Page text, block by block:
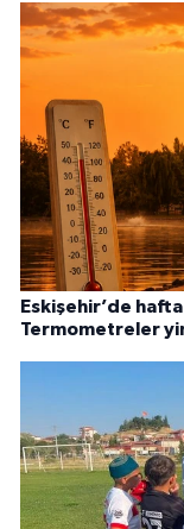
Eskişehir’de
Termometreler